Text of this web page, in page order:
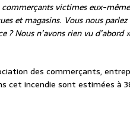
commerçants victimes eux-
et magasins. Vous nous parlez
? Nous n’avons rien vu d’abord
des commerçants,
cet incendie sont estimées à